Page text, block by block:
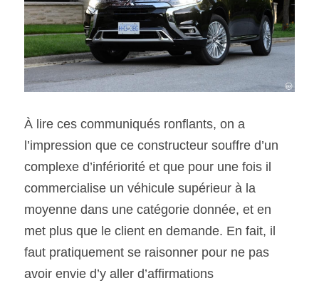
À lire ces communiqués ronflants, on a
l’impression que ce constructeur souffre d’un
complexe d’infériorité et que pour une fois il
commercialise un véhicule supérieur à la
moyenne dans une catégorie donnée, et en
met plus que le client en demande. En fait, il
faut pratiquement se raisonner pour ne pas
avoir envie d’y aller d’affirmations